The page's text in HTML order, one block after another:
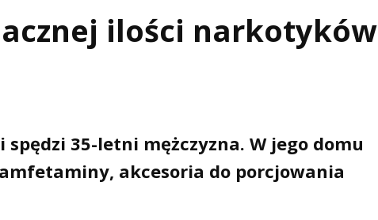
ilości narkotyków
35-letni mężczyzna. W jego domu
akcesoria do porcjowania